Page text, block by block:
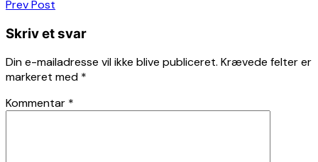
Indlægsnavigation
Prev Post
Skriv et svar
Din e-mailadresse vil ikke blive publiceret. Krævede felter er
markeret med *
Kommentar *